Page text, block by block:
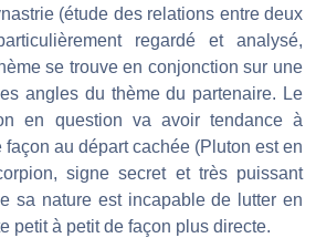
(étude des relations entre deux
regardé et analysé,
se trouve en conjonction sur une
angles du thème du partenaire. Le
en question va avoir tendance à
au départ cachée (Pluton est en
signe secret et très puissant
sa nature est incapable de lutter en
petit à petit de façon plus directe.